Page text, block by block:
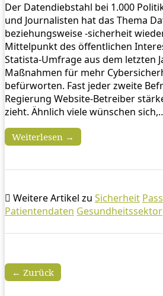
Der Datendiebstahl bei 1.000
und Journalisten hat das Thema
beziehungsweise -sicherheit
Mittelpunkt des öffentlichen
Statista-Umfrage aus dem letzten
Maßnahmen für mehr
befürworten. Fast jeder zweite
Regierung Website-Betreiber
zieht. Ähnlich viele wünschen
Weiterlesen →
Weitere Artikel zu Sicherheit
Patientendaten Gesundheitssektor
← Zurück